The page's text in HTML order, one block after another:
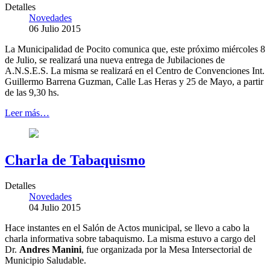
Detalles
Novedades
06 Julio 2015
La Municipalidad de Pocito comunica que, este próximo miércoles 8
de Julio, se realizará una nueva entrega de Jubilaciones de
A.N.S.E.S. La misma se realizará en el Centro de Convenciones Int.
Guillermo Barrena Guzman, Calle Las Heras y 25 de Mayo, a partir
de las 9,30 hs.
Leer más…
Charla de Tabaquismo
Detalles
Novedades
04 Julio 2015
Hace instantes en el Salón de Actos municipal, se llevo a cabo la
charla informativa sobre tabaquismo. La misma estuvo a cargo del
Dr. Andres Manini, fue organizada por la Mesa Intersectorial de
Municipio Saludable.